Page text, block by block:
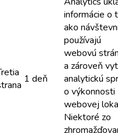
1 deň
informácie o
ako
používajú
webovú
a zároveň
analytickú
o výkonnosti
webovej
Niektoré zo